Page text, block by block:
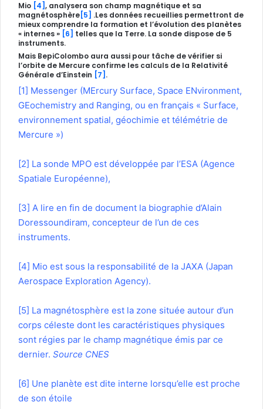
Mio [4], analysera son champ magnétique et sa
magnétosphère[5] .Les données recueillies permettront de
mieux comprendre la formation et l’évolution des planètes
« internes » [6] telles que la Terre. La sonde dispose de 5
instruments.
Mais BepiColombo aura aussi pour tâche de vérifier si
l’orbite de Mercure confirme les calculs de la Relativité
Générale d’Einstein [7] .
[1] Messenger (MErcury Surface, Space ENvironment,
GEochemistry and Ranging, ou en français « Surface,
environnement spatial, géochimie et télémétrie de
Mercure »)
[2] La sonde MPO est développée par l’ESA (Agence
Spatiale Européenne),
[3] A lire en fin de document la biographie d’Alain
Doressoundiram, concepteur de l’un de ces
instruments.
[4] Mio est sous la responsabilité de la JAXA (Japan
Aerospace Exploration Agency).
[5] La magnétosphère est la zone située autour d’un
corps céleste dont les caractéristiques physiques
sont régies par le champ magnétique émis par ce
dernier. Source CNES
[6] Une planète est dite interne lorsqu’elle est proche
de son étoile